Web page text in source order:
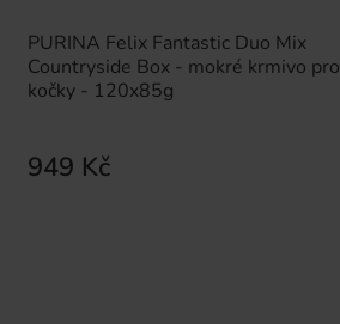
PURINA Felix Fantastic Duo Mix
Countryside Box - mokré krmivo pro
kočky - 120x85g
949 Kč